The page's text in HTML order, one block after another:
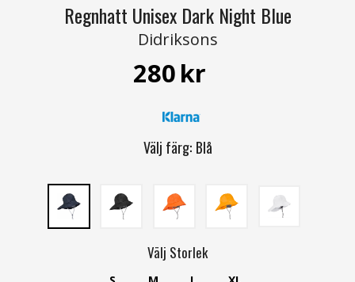
Regnhatt Unisex Dark Night Blue
Didriksons
280kr
Välj färg: Blå
Välj Storlek